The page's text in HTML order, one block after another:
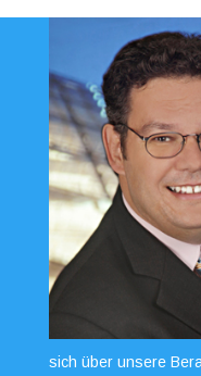
sich über unsere